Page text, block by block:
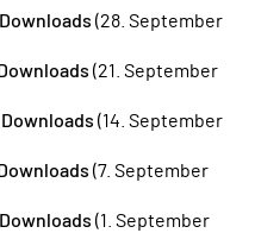
(28. September
(21. September
(14. September
(7. September
(1. September